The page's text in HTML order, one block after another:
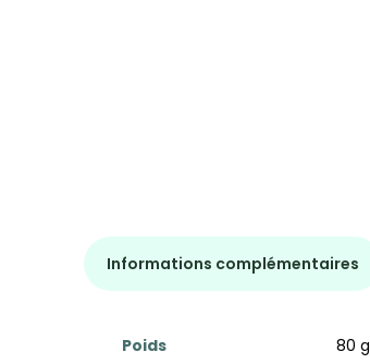
Informations complémentaires
Poids
80 g